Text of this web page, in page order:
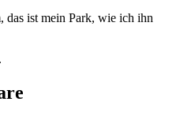
das ist mein Park, wie ich ihn